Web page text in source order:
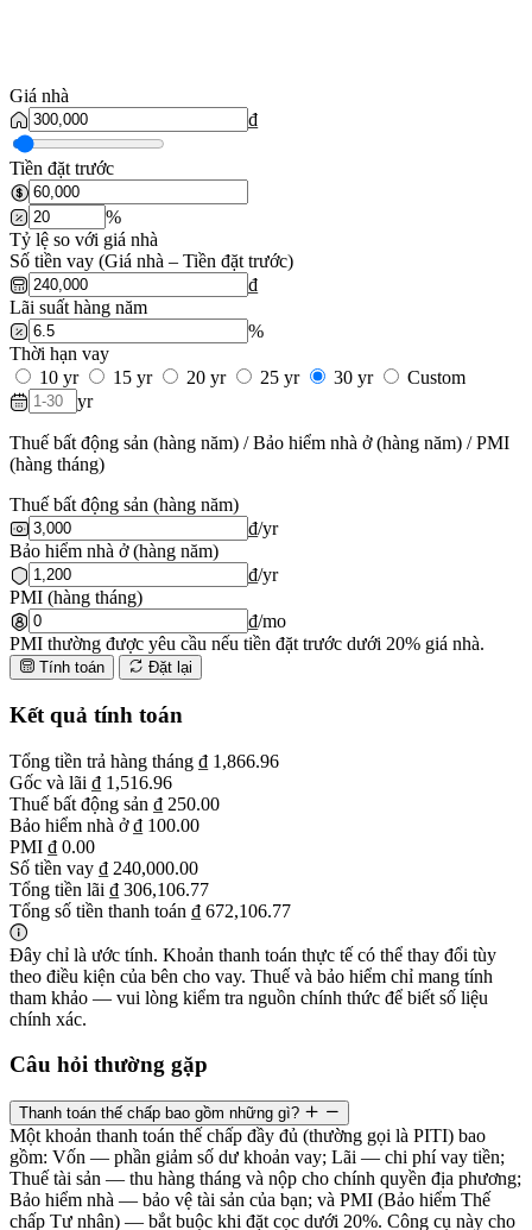
Giá nhà
₫
Tiền đặt trước
%
Tỷ lệ so với giá nhà
Số tiền vay (Giá nhà – Tiền đặt trước)
₫
Lãi suất hàng năm
%
Thời hạn vay
10 yr
15 yr 20 yr 25 yr 30 yr
Custom
yr
Thuế bất động sản (hàng năm) / Bảo hiểm nhà ở (hàng năm) / PMI
(hàng tháng)
Thuế bất động sản (hàng năm)
₫/yr
Bảo hiểm nhà ở (hàng năm)
₫/yr
PMI (hàng tháng)
₫/mo
PMI thường được yêu cầu nếu tiền đặt trước dưới 20% giá nhà.
Tính toán Đặt lại
Kết quả tính toán
Tổng tiền trả hàng tháng ₫ 1,866.96
Gốc và lãi ₫ 1,516.96
Thuế bất động sản ₫ 250.00
Bảo hiểm nhà ở ₫ 100.00
PMI ₫ 0.00
Số tiền vay ₫ 240,000.00
Tổng tiền lãi ₫ 306,106.77
Tổng số tiền thanh toán ₫ 672,106.77
Đây chỉ là ước tính. Khoản thanh toán thực tế có thể thay đổi tùy
theo điều kiện của bên cho vay. Thuế và bảo hiểm chỉ mang tính
tham khảo — vui lòng kiểm tra nguồn chính thức để biết số liệu
chính xác.
Câu hỏi thường gặp
Thanh toán thế chấp bao gồm những gì?
Một khoản thanh toán thế chấp đầy đủ (thường gọi là PITI) bao
gồm: Vốn — phần giảm số dư khoản vay; Lãi — chi phí vay tiền;
Thuế tài sản — thu hàng tháng và nộp cho chính quyền địa phương;
Bảo hiểm nhà — bảo vệ tài sản của bạn; và PMI (Bảo hiểm Thế
chấp Tư nhân) — bắt buộc khi đặt cọc dưới 20%. Công cụ này cho